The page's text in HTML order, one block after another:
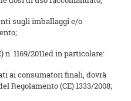
sugli imballaggi e/o
1169/2011ed in particolare:
ai consumatori finali, dovrà
Regolamento (CE) 1333/2008;